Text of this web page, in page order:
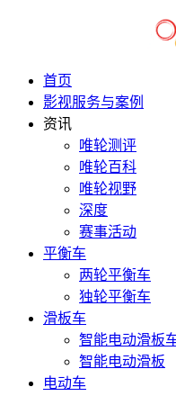
首页
影视服务与案例
资讯
唯轮测评
唯轮百科
唯轮视野
深度
赛事活动
平衡车
两轮平衡车
独轮平衡车
滑板车
智能电动滑板
智能电动滑板
电动车